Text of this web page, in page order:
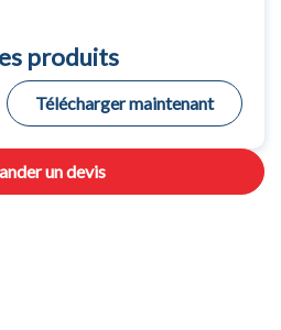
produits
Télécharger maintenant
un devis